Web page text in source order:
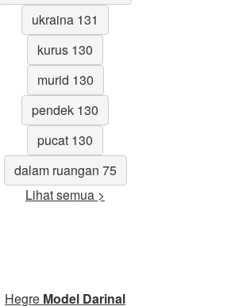
ukraina 131
kurus 130
murid 130
pendek 130
pucat 130
dalam ruangan 75
Lihat semua >
Hegre Model Darinal